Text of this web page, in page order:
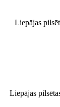
Liepājas
Liepājas